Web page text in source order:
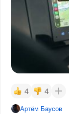
4 4
Артём Баусов